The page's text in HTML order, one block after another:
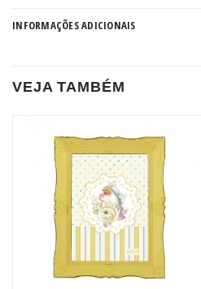
INFORMAÇÕES ADICIONAIS
VEJA TAMBÉM